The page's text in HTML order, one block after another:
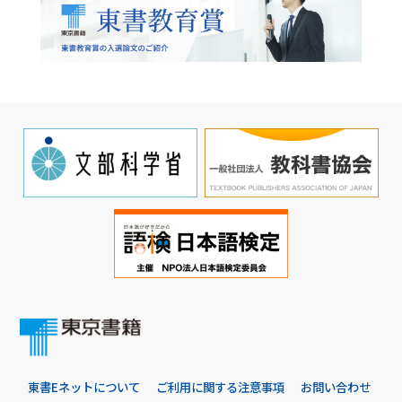
東書Eネットについて ご利用に関する注意事項
お問い合わせ